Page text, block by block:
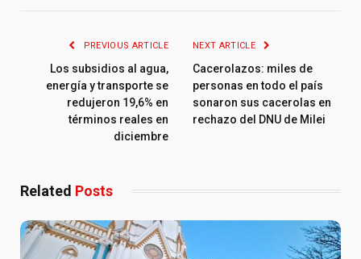
PREVIOUS ARTICLE
Los subsidios al agua,
energía y transporte se
redujeron 19,6% en
términos reales en
diciembre
NEXT ARTICLE
Cacerolazos: miles de
personas en todo el país
sonaron sus cacerolas en
rechazo del DNU de Milei
Related Posts